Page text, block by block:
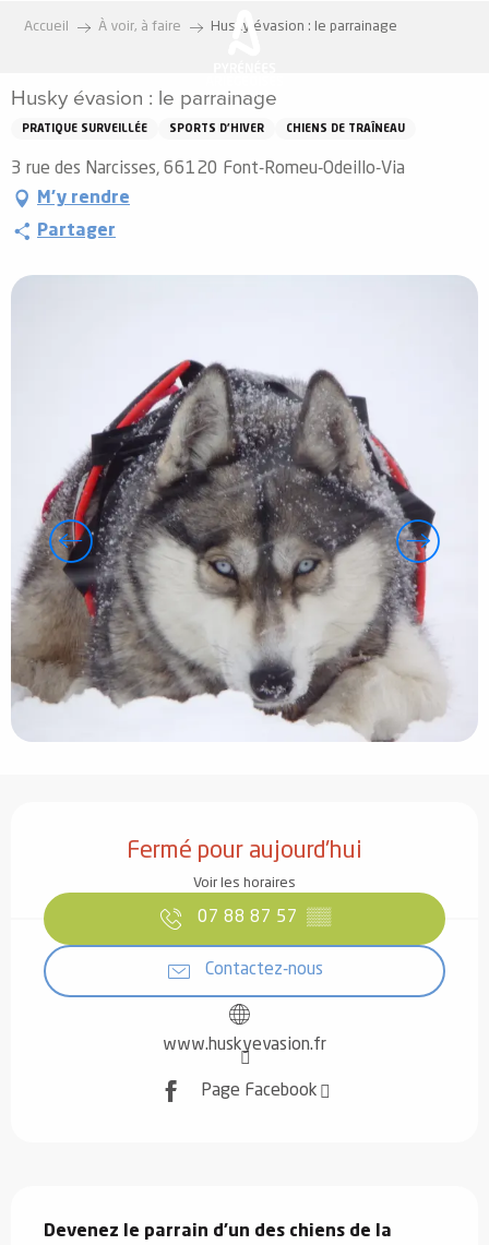
principal
Accueil À voir, à faire Husky évasion : le parrainage
Husky évasion : le parrainage
PRATIQUE SURVEILLÉE SPORTS D'HIVER CHIENS DE TRAÎNEAU
3 rue des Narcisses, 66120 Font-Romeu-Odeillo-Via
M'y rendre
Partager
Fermé pour aujourd'hui
Voir les horaires
07 88 87 57 ▒▒
Contactez-nous
www.huskyevasion.fr
Page Facebook
Devenez le parrain d'un des chiens de la